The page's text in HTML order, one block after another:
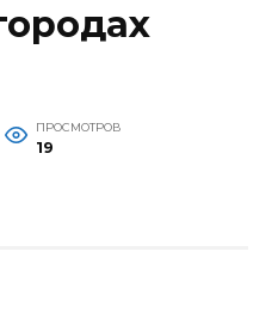
ПРОСМОТРОВ
19